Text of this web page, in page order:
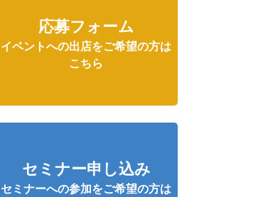
応募フォーム
イベントへの出店をご希望の方は
こちら
セミナー申し込み
セミナーへの参加をご希望の方は